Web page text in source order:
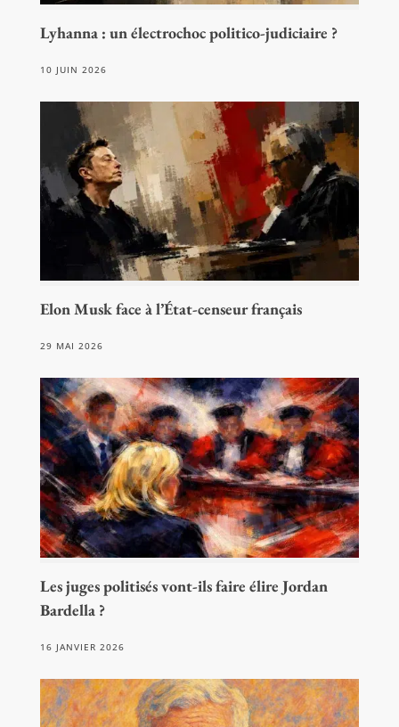
Lyhanna : un électrochoc politico-judiciaire ?
10 JUIN 2026
Elon Musk face à l’État-censeur français
29 MAI 2026
Les juges politisés vont-ils faire élire Jordan
Bardella ?
16 JANVIER 2026